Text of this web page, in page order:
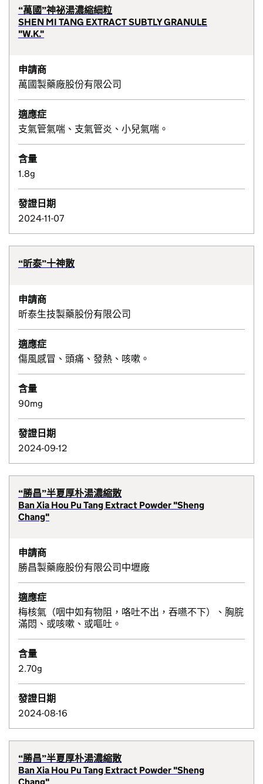
“萬國”神祕湯濃縮細粒
SHEN MI TANG EXTRACT SUBTLY GRANULE
"W.K."
申請商
萬國製藥廠股份有限公司
適應症
支氣管氣喘、支氣管炎、小兒氣喘。
含量
1.8g
發證日期
2024-11-07
“昕泰”十神散
申請商
昕泰生技製藥股份有限公司
適應症
傷風感冒、頭痛、發熱、咳嗽。
含量
90mg
發證日期
2024-09-12
“勝昌”半夏厚朴湯濃縮散
Ban Xia Hou Pu Tang Extract Powder "Sheng
Chang"
申請商
勝昌製藥廠股份有限公司中壢廠
適應症
梅核氣（咽中如有物阻，咯吐不出，吞嚥不下）、胸脘
滿悶、或咳嗽、或嘔吐。
含量
2.70g
發證日期
2024-08-16
“勝昌”半夏厚朴湯濃縮散
Ban Xia Hou Pu Tang Extract Powder "Sheng